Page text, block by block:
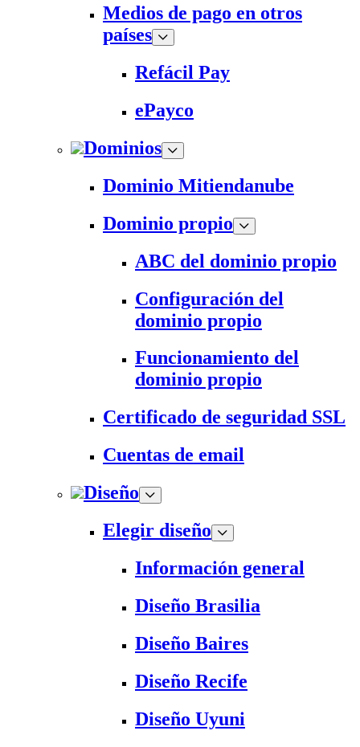
Medios de pago en otros
países
Refácil Pay
ePayco
Dominios
Dominio Mitiendanube
Dominio propio
ABC del dominio propio
Configuración del
dominio propio
Funcionamiento del
dominio propio
Certificado de seguridad SSL
Cuentas de email
Diseño
Elegir diseño
Información general
Diseño Brasilia
Diseño Baires
Diseño Recife
Diseño Uyuni